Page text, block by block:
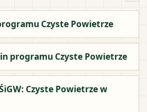
Czyste Powietrze
programu Czyste Powietrze
Czyste Powietrze w